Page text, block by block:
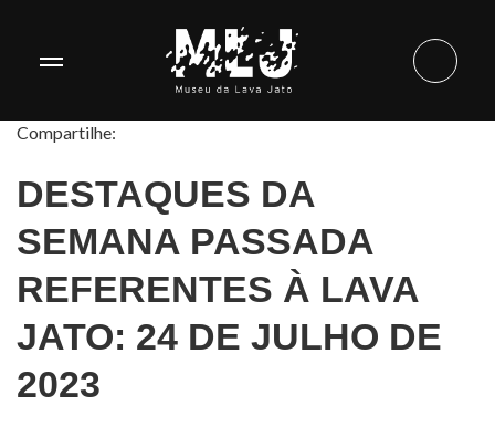
Compartilhe:
DESTAQUES DA
SEMANA PASSADA
REFERENTES À LAVA
JATO: 24 DE JULHO DE
2023